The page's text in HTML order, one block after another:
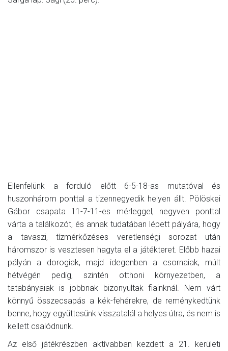
Ellenfelünk a forduló előtt 6-5-18-as mutatóval és
huszonhárom ponttal a tizennegyedik helyen állt. Pölöskei
Gábor csapata 11-7-11-es mérleggel, negyven ponttal
várta a találkozót, és annak tudatában lépett pályára, hogy
a tavaszi, tízmérkőzéses veretlenségi sorozat után
háromszor is vesztesen hagyta el a játékteret. Előbb hazai
pályán a dorogiak, majd idegenben a csornaiak, múlt
hétvégén pedig, szintén otthoni környezetben, a
tatabányaiak is jobbnak bizonyultak fiainknál. Nem várt
könnyű összecsapás a kék-fehérekre, de reménykedtünk
benne, hogy együttesünk visszatalál a helyes útra, és nem is
kellett csalódnunk.
Az első játékrészben aktívabban kezdett a 21. kerületi